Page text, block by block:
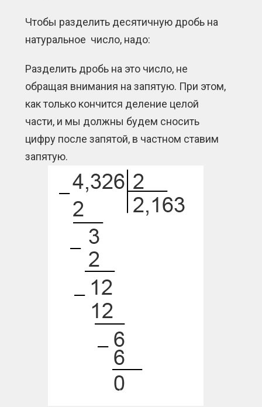
Чтобы разделить десятичную дробь на
натуральное число, надо:
Разделить дробь на это число, не
обращая внимания на запятую. При этом,
как только кончится деление целой
части, и мы должны будем сносить
цифру после запятой, в частном ставим
запятую.